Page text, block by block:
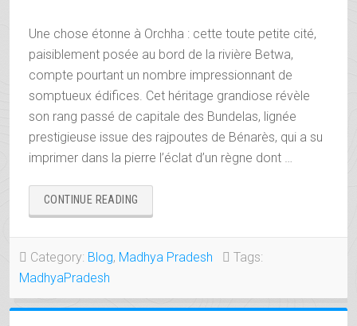
Une chose étonne à Orchha : cette toute petite cité,
paisiblement posée au bord de la rivière Betwa,
compte pourtant un nombre impressionnant de
somptueux édifices. Cet héritage grandiose révèle
son rang passé de capitale des Bundelas, lignée
prestigieuse issue des rajpoutes de Bénarès, qui a su
imprimer dans la pierre l’éclat d’un règne dont …
CONTINUE READING
LA
SOUVERAINS
Category: Blog, Madhya Pradesh
Tags:
MadhyaPradesh